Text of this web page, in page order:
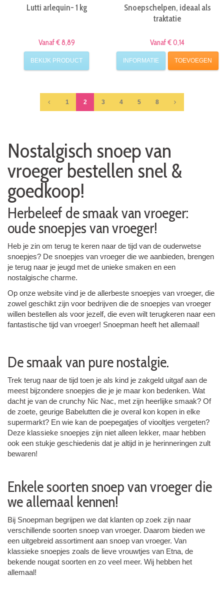
Lutti arlequin- 1 kg
Vanaf € 8,89
BEKIJK PRODUCT
Snoepschelpen, ideaal als
traktatie
Vanaf € 0,14
INFORMATIE TOEVOEGEN
1 2 3 4 5 8
Nostalgisch snoep van
vroeger bestellen snel &
goedkoop!
Herbeleef de smaak van vroeger:
oude snoepjes van vroeger!
Heb je zin om terug te keren naar de tijd van de ouderwetse
snoepjes? De snoepjes van vroeger die we aanbieden, brengen
je terug naar je jeugd met de unieke smaken en een
nostalgische charme.
Op onze website vind je de allerbeste snoepjes van vroeger, die
zowel geschikt zijn voor bedrijven die de snoepjes van vroeger
willen bestellen als voor jezelf, die even wilt terugkeren naar een
fantastische tijd van vroeger! Snoepman heeft het allemaal!
De smaak van pure nostalgie.
Trek terug naar de tijd toen je als kind je zakgeld uitgaf aan de
meest bijzondere snoepjes die je je maar kon bedenken. Wat
dacht je van de crunchy Nic Nac, met zijn heerlijke smaak? Of
de zoete, geurige Babelutten die je overal kon kopen in elke
supermarkt? En wie kan de poepegatjes of viooltjes vergeten?
Deze klassieke snoepjes zijn niet alleen lekker, maar hebben
ook een stukje geschiedenis dat je altijd in je herinneringen zult
bewaren!
Enkele soorten snoep van vroeger die
we allemaal kennen!
Bij Snoepman begrijpen we dat klanten op zoek zijn naar
verschillende soorten snoep van vroeger. Daarom bieden we
een uitgebreid assortiment aan snoep van vroeger. Van
klassieke snoepjes zoals de lieve vrouwtjes van Etna, de
bekende nougat soorten en zo veel meer. Wij hebben het
allemaal!